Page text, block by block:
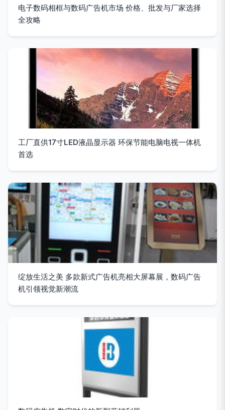
电子数码相框与数码广告机市场 价格、批发与厂家选择
全攻略
工厂直供17寸LED液晶显示器 环保节能电脑电视一体机
首选
绽放生活之美 多款新式广告机亮相大屏幕展，数码广告
机引领视觉新潮流